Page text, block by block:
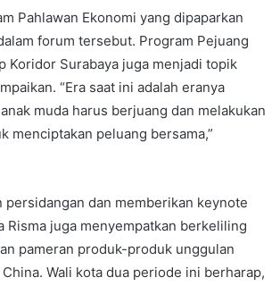
Pahlawan Ekonomi yang dipaparkan
forum tersebut. Program Pejuang
Koridor Surabaya juga menjadi topik
“Era saat ini adalah eranya
muda harus berjuang dan melakukan
menciptakan peluang bersama,”
persidangan dan memberikan keynote
Risma juga menyempatkan berkeliling
pameran produk-produk unggulan
Wali kota dua periode ini berharap,